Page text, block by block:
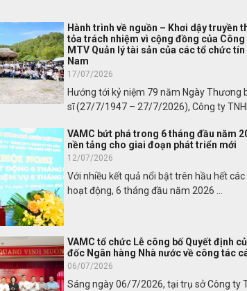
Hành trình về nguồn – Khơi dậy truyền
tỏa trách nhiệm vì cộng đồng của Công
MTV Quản lý tài sản của các tổ chức
Nam
17/07/2026
Hướng tới kỷ niệm 79 năm Ngày Thương
sĩ (27/7/1947 – 27/7/2026), Công ty TNHH
VAMC bứt phá trong 6 tháng đầu năm
nền tảng cho giai đoạn phát triển mới
12/07/2026
Với nhiều kết quả nổi bật trên hầu hết
hoạt động, 6 tháng đầu năm 2026 ...
VAMC tổ chức Lễ công bố Quyết định
đốc Ngân hàng Nhà nước về công tác
06/07/2026
Sáng ngày 06/7/2026, tại trụ sở Công ty